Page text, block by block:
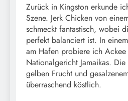
Zurück in Kingston erkunde
Szene. Jerk Chicken von
schmeckt fantastisch, wobei
perfekt balanciert ist. In
am Hafen probiere ich
Nationalgericht Jamaikas.
gelben Frucht und
überraschend köstlich.